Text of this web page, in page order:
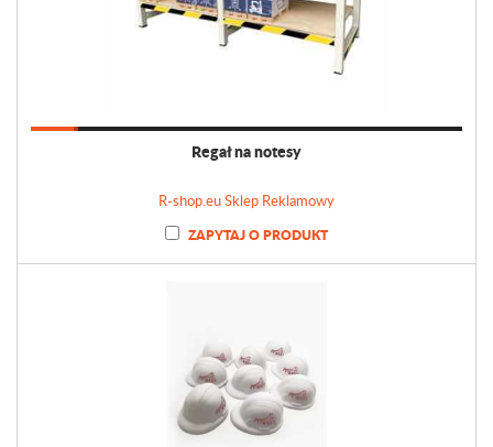
Regał na notesy
R-shop.eu Sklep Reklamowy
ZAPYTAJ O PRODUKT